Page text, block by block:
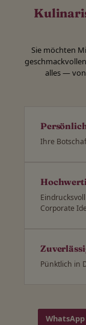
Sie möchten
alles —
Ihre
Corporate
Pünktlich in
WhatsApp